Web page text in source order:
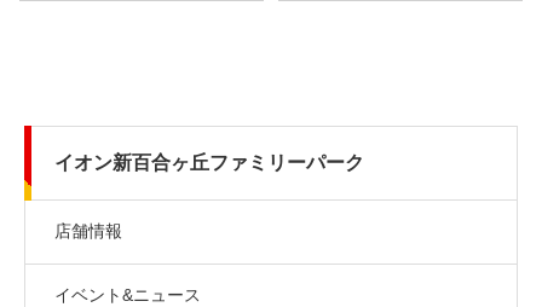
イオン新百合ヶ丘ファミリーパーク
店舗情報
イベント&ニュース